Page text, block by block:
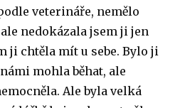
veterináře, nemělo
nedokázala jsem ji jen
ji chtěla mít u sebe. Bylo ji
mohla běhat, ale
Ale byla velká